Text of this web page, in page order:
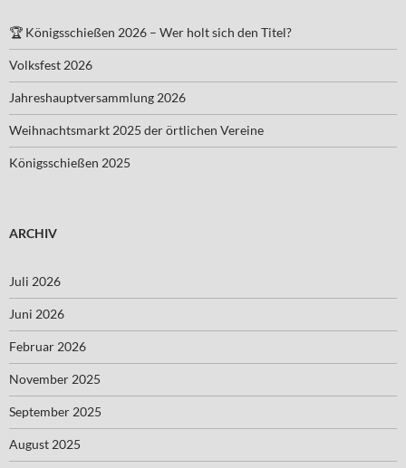
🏆 Königsschießen 2026 – Wer holt sich den Titel?
Volksfest 2026
Jahreshauptversammlung 2026
Weihnachtsmarkt 2025 der örtlichen Vereine
Königsschießen 2025
ARCHIV
Juli 2026
Juni 2026
Februar 2026
November 2025
September 2025
August 2025